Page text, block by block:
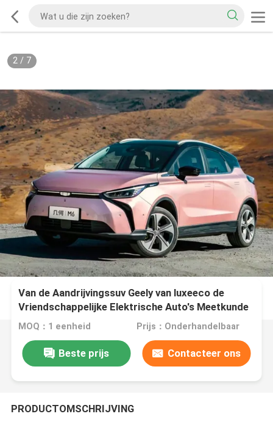
2/ 7
Van de Aandrijvingssuv Geely van luxeeco de
Vriendschappelijke Elektrische Auto's Meetkunde
met 4 wielen M6 450km CLTC
MOQ：1 eenheid Prijs：Onderhandelbaar
Beste prijs Contacteer ons
PRODUCTOMSCHRIJVING